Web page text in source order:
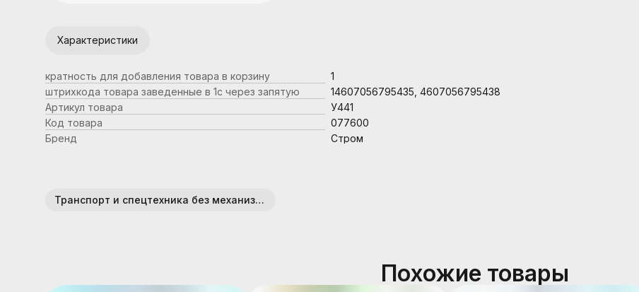
Характеристики
кратность для добавления товара в корзину
1
штрихкода товара заведенные в 1с через запятую
14607056795435, 4607056795438
Артикул товара
У441
Код товара
077600
Бренд
Стром
Транспорт и спецтехника без механизмов (пластик)
Похожие товары